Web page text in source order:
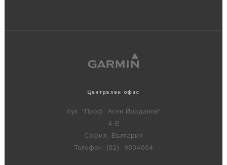
Централен офис
бул. "Проф. Асен Йорданов"
4-В
София, България
Телефон: (02) 9804004